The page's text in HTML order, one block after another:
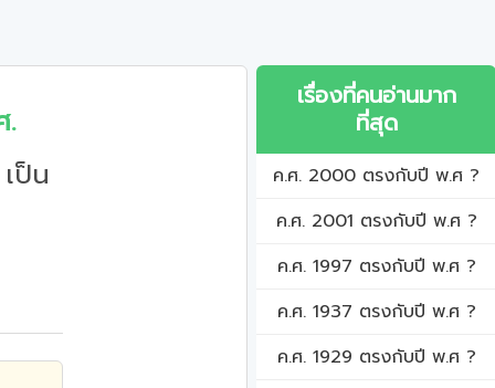
.
ป็น
เรื่องที่คนอ่านมาก
ที่สุด
ค.ศ. 2000 ตรงกับปี พ.ศ ?
ค.ศ. 2001 ตรงกับปี พ.ศ ?
ค.ศ. 1997 ตรงกับปี พ.ศ ?
ค.ศ. 1937 ตรงกับปี พ.ศ ?
ค.ศ. 1929 ตรงกับปี พ.ศ ?